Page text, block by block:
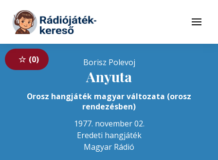
Tovább a tartalomhoz
Menü
0 Borisz Polevoj
Anyuta
Orosz hangjáték magyar változata (orosz
rendezésben)
1977. november 02.
Eredeti hangjáték
Magyar Rádió